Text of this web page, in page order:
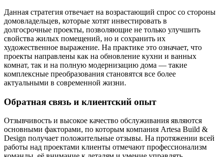
Данная стратегия отвечает на возрастающий спрос со стороны
домовладельцев, которые хотят инвестировать в
долгосрочные проекты, позволяющие не только улучшить
свойства жилых помещений, но и сохранить их
художественное выражение. На практике это означает, что
проекты направлены как на обновление кухни и ванных
комнат, так и на полную модернизацию дома — такие
комплексные преобразования становятся все более
актуальными в современной жизни.
Обратная связь и клиентский опыт
Отзывчивость и высокое качество обслуживания являются
основными факторами, по которым компания Artesa Build &
Design получает положительные отзывы. На протяжении всей
работы над проектами клиенты отмечают профессионализм